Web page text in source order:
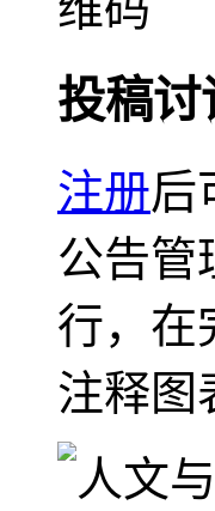
投稿讨
注册后
公告管
行，在
注释图